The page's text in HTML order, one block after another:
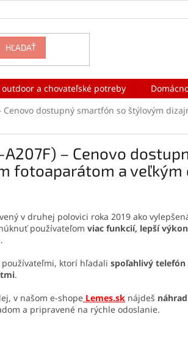
HĽADAŤ
a chovateľské potreby
Cenovo dostupný smartfón so štýlovým
A207F) – Cenovo
fotoaparátom a veľkým
v druhej polovici roka 2019 ako
používateľom viac funkcií, lepší
ktorí hľadali spoľahlivý
.
v našom e-shope Lemes.sk nájdeš
a pripravené na rýchle odoslanie.